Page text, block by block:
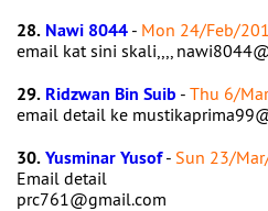
28. Nawi 8044 - Mon 24/Feb/
email kat sini skali,,,,
29. Ridzwan Bin Suib - Thu 6/
email detail ke
30.Yusminar Yusof- Sun 23/
Email detail
prc761@gmail.com